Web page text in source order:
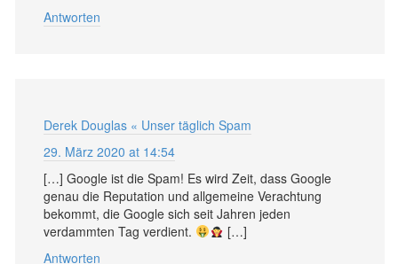
Antworten
Derek Douglas « Unser täglich Spam
29. März 2020 at 14:54
[…] Google ist die Spam! Es wird Zeit, dass Google
genau die Reputation und allgemeine Verachtung
bekommt, die Google sich seit Jahren jeden
verdammten Tag verdient.
[…]
Antworten